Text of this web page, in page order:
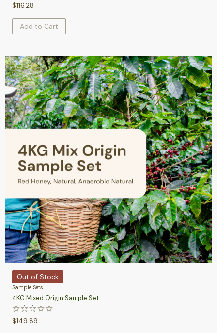
$116.28
Add to Cart
Out of Stock
Sample Sets
4KG Mixed Origin Sample Set
☆☆☆☆☆
$149.89